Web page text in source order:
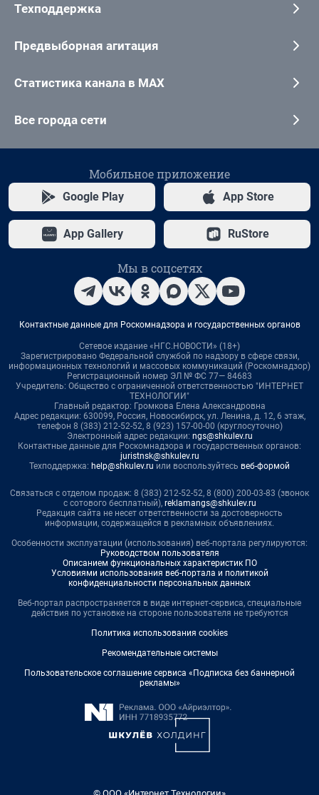
Техподдержка
Предвыборная агитация
Статистика канала в MAX
Все города сети
Мобильное приложение
Google Play App Store
App Gallery RuStore
Мы в соцсетях
Контактные данные для Роскомнадзора и государственных органов
Сетевое издание «НГС.НОВОСТИ» (18+)
Зарегистрировано Федеральной службой по надзору в сфере связи,
информационных технологий и массовых коммуникаций (Роскомнадзор)
Регистрационный номер ЭЛ № ФС 77— 84683
Учредитель: Общество с ограниченной ответственностью "ИНТЕРНЕТ
ТЕХНОЛОГИИ"
Главный редактор: Громкова Елена Александровна
Адрес редакции: 630099, Россия, Новосибирск, ул. Ленина, д. 12, 6 этаж,
телефон 8 (383) 212-52-52, 8 (923) 157-00-00 (круглосуточно)
Электронный адрес редакции: ngs@shkulev.ru
Контактные данные для Роскомнадзора и государственных органов:
juristnsk@shkulev.ru
Техподдержка: help@shkulev.ru или воспользуйтесь веб-формой
Связаться с отделом продаж: 8 (383) 212-52-52, 8 (800) 200-03-83 (звонок
с сотового бесплатный), reklamangs@shkulev.ru
Редакция сайта не несет ответственности за достоверность
информации, содержащейся в рекламных объявлениях.
Особенности эксплуатации (использования) веб-портала регулируются:
Руководством пользователя
Описанием функциональных характеристик ПО
Условиями использования веб-портала и политикой
конфиденциальности персональных данных
Веб-портал распространяется в виде интернет-сервиса, специальные
действия по установке на стороне пользователя не требуются
Политика использования cookies
Рекомендательные системы
Пользовательское соглашение сервиса «Подписка без баннерной
рекламы»